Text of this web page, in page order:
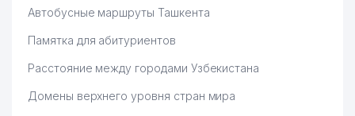
Автобусные маршруты Ташкента
Памятка для абитуриентов
Расстояние между городами Узбекистана
Домены верхнего уровня стран мира